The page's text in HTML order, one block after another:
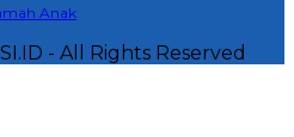
Anak
- All Rights Reserved